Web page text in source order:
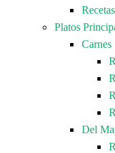
Platos
Carnes
Del